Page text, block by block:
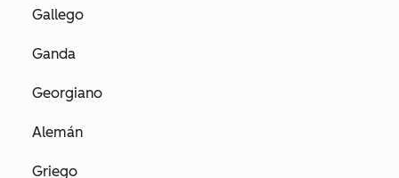
Gallego
Ganda
Georgiano
Alemán
Griego